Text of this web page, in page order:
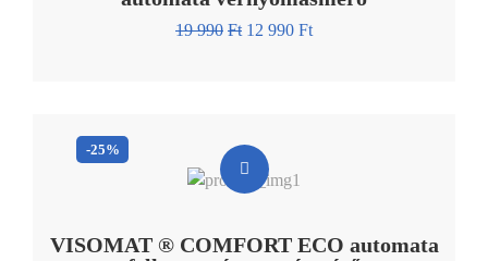
19 990 Ft 12 990 Ft
-25%
VISOMAT ® COMFORT ECO automata